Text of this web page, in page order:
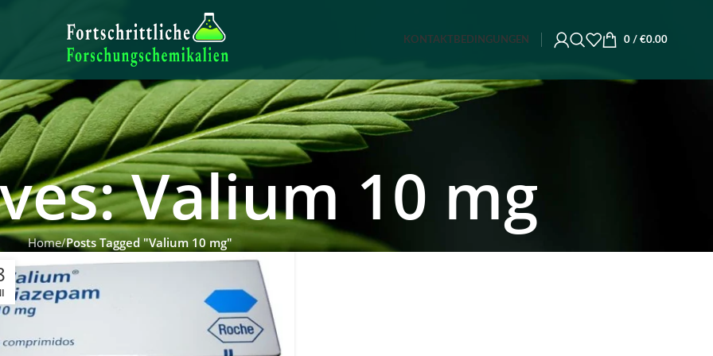
KONTAKT BEDINGUNGEN 0 / €0.00
Valium 10 mg
Home Posts Tagged "Valium 10 mg"